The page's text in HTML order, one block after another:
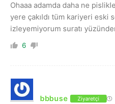
Ohaaa adamda daha ne
yere çakıldı tüm kariyeri eski
izleyemiyorum suratı
6
bbbuse Ziyaretçi